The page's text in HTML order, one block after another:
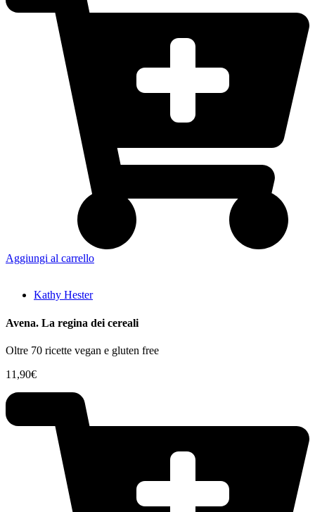
Aggiungi al carrello
Kathy Hester
Avena. La regina dei cereali
Oltre 70 ricette vegan e gluten free
11,90€